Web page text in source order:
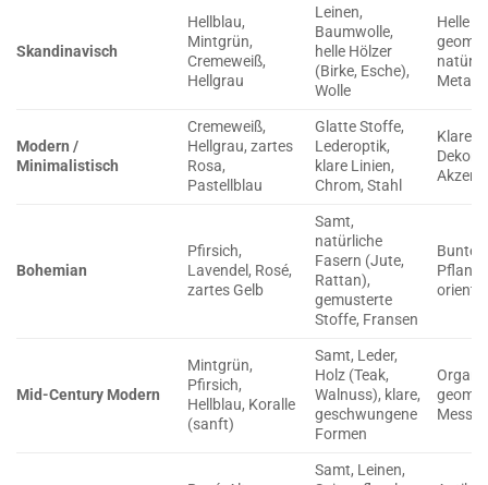
Skandinavisch
Hellblau,
Mintgrün,
Cremeweiß,
Hellgrau
Leinen,
Baumwolle,
helle Hölzer
(Birke, Esche),
Wolle
Helle
Modern /
Minimalistisch
Cremeweiß,
Hellgrau, zartes
Rosa,
Pastellblau
Glatte Stoffe,
Lederoptik,
klare Linien,
Chrom, Stahl
Klare
Bohemian
Pfirsich,
Lavendel, Rosé,
zartes Gelb
Samt,
natürliche
Fasern (Jute,
Rattan),
gemusterte
Stoffe, Fransen
Bunte
Mid-Century Modern
Mintgrün,
Pfirsich,
Hellblau, Koralle
(sanft)
Samt, Leder,
Holz (Teak,
Walnuss), klare,
geschwungene
Formen
Samt, Leinen,